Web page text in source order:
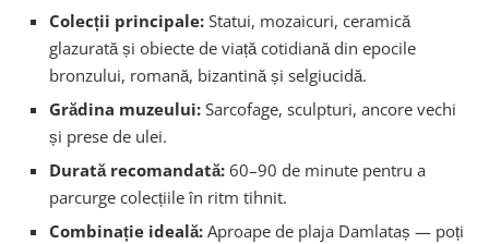
Colecții principale: Statui, mozaicuri, ceramică
glazurată și obiecte de viață cotidiană din epocile
bronzului, romană, bizantină și selgiucidă.
Grădina muzeului: Sarcofage, sculpturi, ancore vechi
și prese de ulei.
Durată recomandată: 60–90 de minute pentru a
parcurge colecțiile în ritm tihnit.
Combinație ideală: Aproape de plaja Damlataș — poți